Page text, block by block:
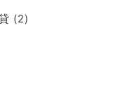
(2)